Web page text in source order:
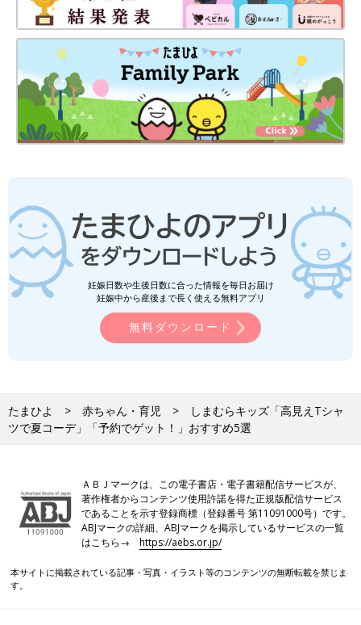
妊娠日数や生後日数に合った情報を毎日お届け
妊娠中から産後まで長く使える無料アプリ
無料ダウンロード
たまひよ 赤ちゃん・育児
しまむらキッズ「高見えTシャ
ツで夏コーデ」「予約でゲット！」おすすめ5選
ＡＢＪマークは、この電子書店・電子書籍配信サービスが、
著作権者からコンテンツ使用許諾を得た正規版配信サービス
であることを示す登録商標（登録番号 第11091000号）です。
ABJマークの詳細、ABJマークを掲示しているサービスの一覧
はこちら→https://aebs.or.jp/
本サイトに掲載されている記事・写真・イラスト等のコンテンツの無断転載を禁じま
す。